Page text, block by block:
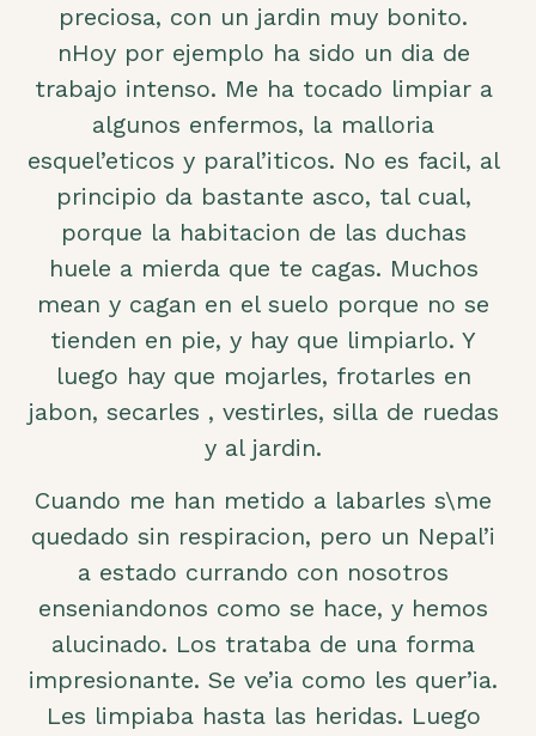
preciosa, con un jardin muy bonito.
nHoy por ejemplo ha sido un dia de
trabajo intenso. Me ha tocado limpiar a
algunos enfermos, la malloria
esquel’eticos y paral’iticos. No es facil, al
principio da bastante asco, tal cual,
porque la habitacion de las duchas
huele a mierda que te cagas. Muchos
mean y cagan en el suelo porque no se
tienden en pie, y hay que limpiarlo. Y
luego hay que mojarles, frotarles en
jabon, secarles , vestirles, silla de ruedas
y al jardin.
Cuando me han metido a labarles s\me
quedado sin respiracion, pero un Nepal’i
a estado currando con nosotros
enseniandonos como se hace, y hemos
alucinado. Los trataba de una forma
impresionante. Se ve’ia como les quer’ia.
Les limpiaba hasta las heridas. Luego